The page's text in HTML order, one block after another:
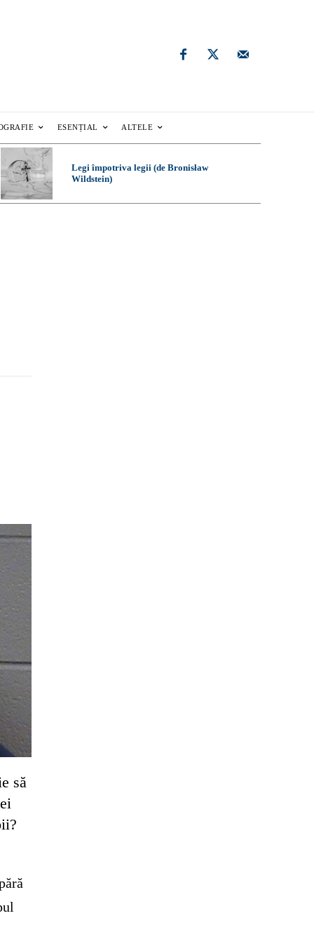
ESENȚIAL ALTELE
Legi împotriva legii (de Bronisław
Wildstein)
să